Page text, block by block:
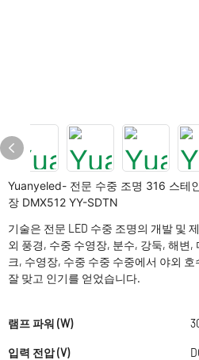
Yuanyeled- 전문 수중 조명 316 스테
장 DMX512 YY-SDTN
기술은 전문 LED 수중 조명의 개발 및
외 풍경, 수중 수영장, 분수, 강둑, 해변,
크, 수영장, 수중 수중 수중에서 야외
잘 맞고 인기를 얻었습니다.
램프 파워 (W)
입력 전압 (V)